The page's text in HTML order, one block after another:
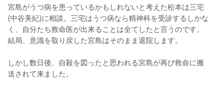
宮島がうつ病を患っているかもしれないと考えた松本は三宅
(中谷美紀)に相談。三宅はうつ病なら精神科を受診するしかな
く、自分たち救命医が出来ることは全てしたと言うのです。
結局、意識を取り戻した宮島はそのまま退院します。
しかし数日後、自殺を図ったと思われる宮島が再び救命に搬
送されて来ました。